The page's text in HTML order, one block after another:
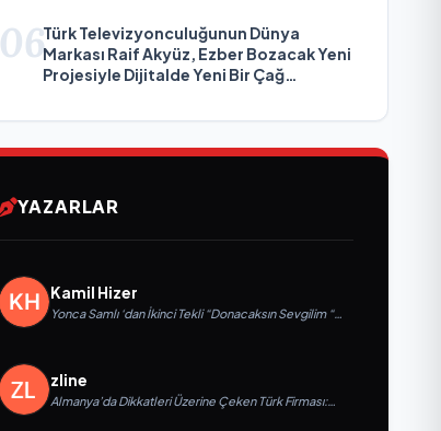
06Türk Televizyonculuğunun Dünya
Markası Raif Akyüz, Ezber Bozacak Yeni
Projesiyle Dijitalde Yeni Bir Çağ
YAZARLAR
Kamil Hizer
Yonca Samlı ‘dan İkinci Tekli “Donacaksın Sevgilim “
zline
Almanya’da Dikkatleri Üzerine Çeken Türk Firması: